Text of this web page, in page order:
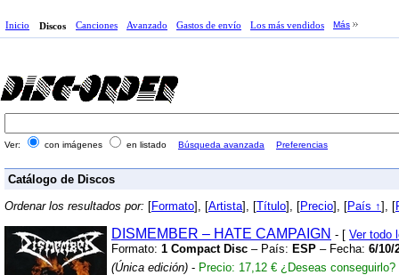
Inicio Discos Canciones Avanzado Gastos de envío Los más vendidos Más
Ver: con imágenes en listado Búsqueda avanzada Preferencias
Catálogo de Discos
Ordenar los resultados por: [Formato], [Artista], [Título], [Precio], [País ↑], [
DISMEMBER – HATE CAMPAIGN - [ Ver todo
Formato: 1 Compact Disc – País: ESP – Fecha: 6/10/
(Única edición) - Precio: 17,12 € ¿Deseas conseguirlo?